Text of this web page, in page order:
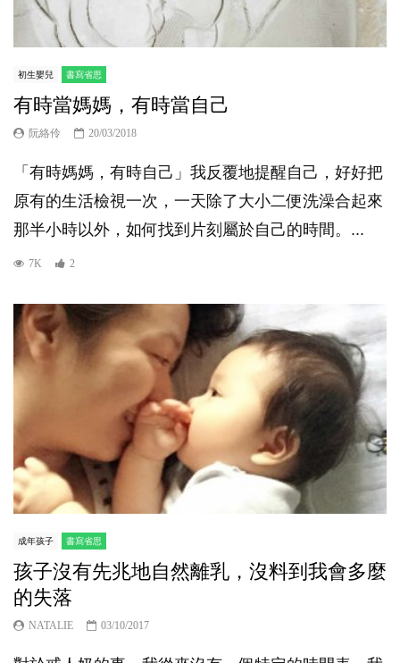
初生嬰兒 書寫省思
有時當媽媽，有時當自己
阮絡伶 20/03/2018
「有時媽媽，有時自己」我反覆地提醒自己，好好把
原有的生活檢視一次，一天除了大小二便洗澡合起來
那半小時以外，如何找到片刻屬於自己的時間。...
7K 2
成年孩子 書寫省思
孩子沒有先兆地自然離乳，沒料到我會多麼
的失落
NATALIE 03/10/2017